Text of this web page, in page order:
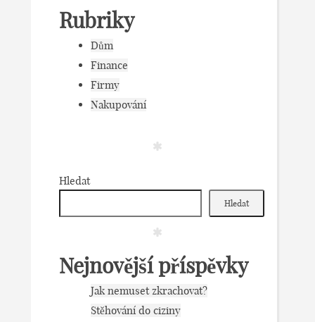
Rubriky
Dům
Finance
Firmy
Nakupování
Hledat
Hledat
Nejnovější příspěvky
Jak nemuset zkrachovat?
Stěhování do ciziny